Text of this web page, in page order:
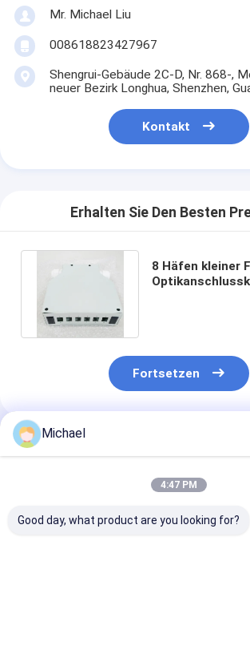
Mr. Michael Liu
008618823427967
Shengrui-Gebäude 2C-D, Nr. 868-,
neuer Bezirk Longhua, Shenzhen,
Kontakt
Erhalten Sie Den Besten
8 Häfen kleiner
Fortsetzen
Empfohlene Produkte
Michael
4:47 PM
Good day, what product are you looking for?